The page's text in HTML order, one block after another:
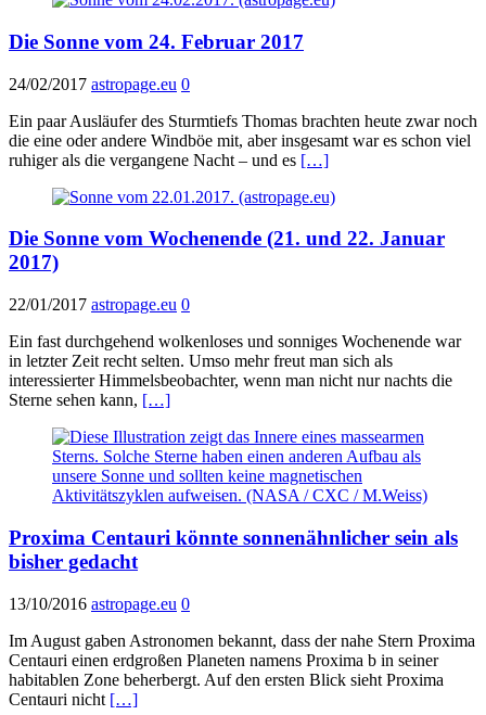
Die Sonne vom 24. Februar 2017
24/02/2017 astropage.eu 0
Ein paar Ausläufer des Sturmtiefs Thomas brachten heute zwar noch
die eine oder andere Windböe mit, aber insgesamt war es schon viel
ruhiger als die vergangene Nacht – und es […]
Die Sonne vom Wochenende (21. und 22. Januar
2017)
22/01/2017 astropage.eu 0
Ein fast durchgehend wolkenloses und sonniges Wochenende war
in letzter Zeit recht selten. Umso mehr freut man sich als
interessierter Himmelsbeobachter, wenn man nicht nur nachts die
Sterne sehen kann, […]
Proxima Centauri könnte sonnenähnlicher sein als
bisher gedacht
13/10/2016 astropage.eu 0
Im August gaben Astronomen bekannt, dass der nahe Stern Proxima
Centauri einen erdgroßen Planeten namens Proxima b in seiner
habitablen Zone beherbergt. Auf den ersten Blick sieht Proxima
Centauri nicht […]